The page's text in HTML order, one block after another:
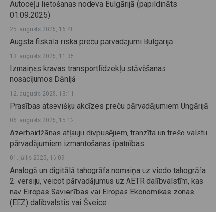
Autoceļu lietošanas nodeva Bulgārijā (papildināts
01.09.2025)
25. augusts 2025, 16:40
Augsta fiskālā riska preču pārvadājumi Bulgārijā
13. augusts 2025, 11:35
Izmaiņas kravas transportlīdzekļu stāvēšanas
nosacījumos Dānijā
12. augusts 2025, 13:11
Prasības atsevišķu akcīzes preču pārvadājumiem Ungārijā
06. augusts 2025, 15:12
Azerbaidžānas atļauju divpusējiem, tranzīta un trešo valstu
pārvadājumiem izmantošanas īpatnības
01. jūlijs 2025, 16:09
Analogā un digitālā tahogrāfa nomaiņa uz viedo tahogrāfa
2. versiju, veicot pārvadājumus uz AETR dalībvalstīm, kas
nav Eiropas Savienības vai Eiropas Ekonomikas zonas
(EEZ) dalībvalstis vai Šveice